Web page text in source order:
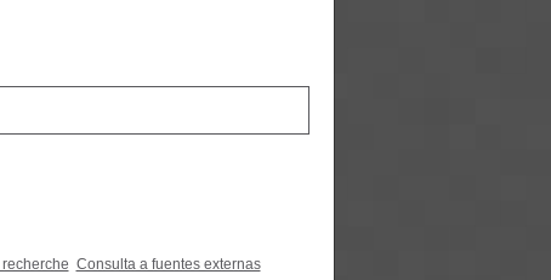
Consulta a fuentes externas